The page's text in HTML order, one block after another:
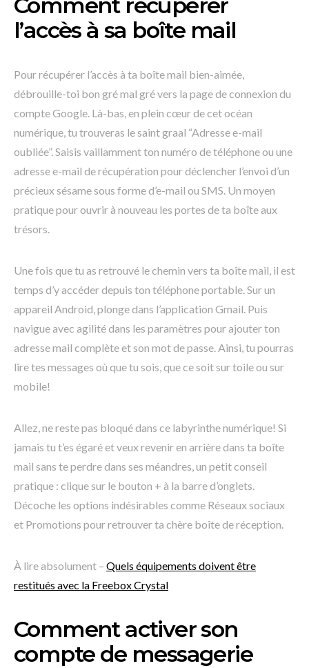
l’accès à sa boîte mail
Pour récupérer l’accès à ta boîte mail bien-aimée,
débrouille-toi bon gré mal gré vers la page de connexion du
compte Google. Là-bas, en plein cœur de cet océan
numérique, tu trouveras le saint graal “Adresse e-mail
oubliée”. Saisis vaillamment ton numéro de téléphone ou une
adresse e-mail de récupération pour déclencher l’envoi d’un
précieux sésame sous forme d’e-mail ou SMS. Un moyen
pratique pour ouvrir à nouveau les portes de ta boîte aux
trésors.
Une fois que tu as retrouvé le chemin vers ta boîte mail, il est
temps d’y accéder depuis ton téléphone portable. Sur un
appareil Android, plonge dans l’application Gmail. Puis
navigue avec agilité dans les paramètres pour ajouter ton
adresse mail complète et son mot de passe. Ainsi, tu pourras
lire tes messages où que tu sois, que ce soit sur toile ou sur
mobile!
Allez, ne reste pas bloqué dans ce labyrinthe numérique! Si
jamais tu t’es égaré et veux revenir en arrière dans ta boîte
mail sans te perdre dans ses méandres, un petit conseil
pratique : clique sur le bouton + à la barre d’onglets.
Décoche les options indésirables comme Réseaux sociaux
et Promotions pour retrouver ta chère boîte de réception.
À lire absolument – Quels équipements doivent être
restitués avec la Freebox Crystal
Comment activer son
compte de messagerie